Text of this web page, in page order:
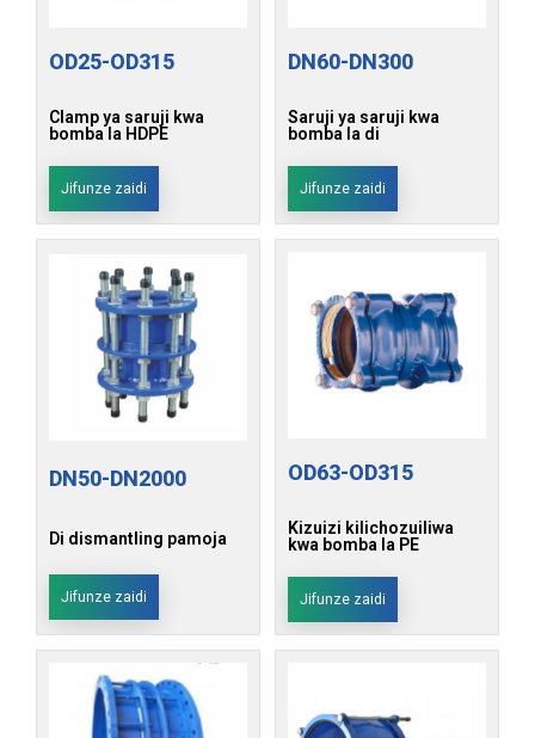
OD25-OD315
Clamp ya saruji kwa
bomba la HDPE
Jifunze zaidi
DN60-DN300
Saruji ya saruji kwa
bomba la di
Jifunze zaidi
DN50-DN2000
Di dismantling pamoja
Jifunze zaidi
OD63-OD315
Kizuizi kilichozuiliwa
kwa bomba la PE
Jifunze zaidi